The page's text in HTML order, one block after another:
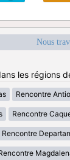
Nous
les régions
Rencontre
Rencontre
Rencontre